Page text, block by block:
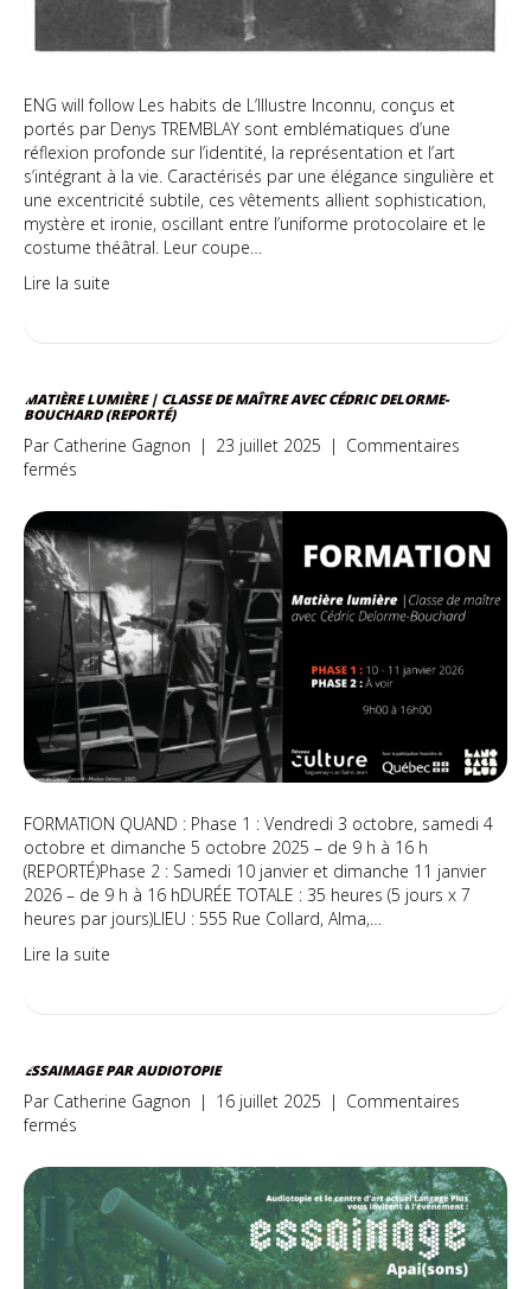
ENG will follow Les habits de L’Illustre Inconnu, conçus et
portés par Denys TREMBLAY sont emblématiques d’une
réflexion profonde sur l’identité, la représentation et l’art
s’intégrant à la vie. Caractérisés par une élégance singulière et
une excentricité subtile, ces vêtements allient sophistication,
mystère et ironie, oscillant entre l’uniforme protocolaire et le
costume théâtral. Leur coupe…
Lire la suite
MATIÈRE LUMIÈRE | CLASSE DE MAÎTRE AVEC CÉDRIC DELORME-
BOUCHARD (REPORTÉ)
Par Catherine Gagnon | 23 juillet 2025 | Commentaires
fermés
lumière
|
Classe
de
maître
avec
Cédric
Delorme-
Bouchard
(REPORTÉ)
FORMATION QUAND : Phase 1 : Vendredi 3 octobre, samedi 4
octobre et dimanche 5 octobre 2025 – de 9 h à 16 h
(REPORTÉ)Phase 2 : Samedi 10 janvier et dimanche 11 janvier
2026 – de 9 h à 16 hDURÉE TOTALE : 35 heures (5 jours x 7
heures par jours)LIEU : 555 Rue Collard, Alma,…
Lire la suite
ESSAIMAGE PAR AUDIOTOPIE
Par Catherine Gagnon | 16 juillet 2025 | Commentaires
fermés
par
Audiotopie